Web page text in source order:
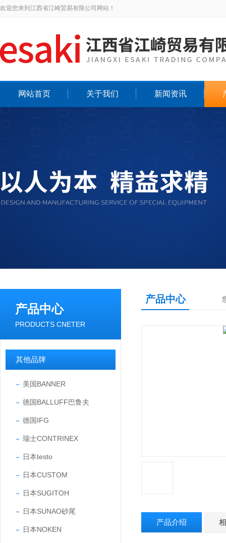
欢迎您来到江西省江崎贸易有限公司网站！
网站首页 关于我们 新闻资讯
产品中心
PRODUCTS CNETER
其他品牌
美国BANNER
德国BALLUFF巴鲁夫
德国IFG
瑞士CONTRINEX
日本testo
日本CUSTOM
日本SUGITOH
日本SUNAO砂尾
日本NOKEN
产品中心
产品介绍